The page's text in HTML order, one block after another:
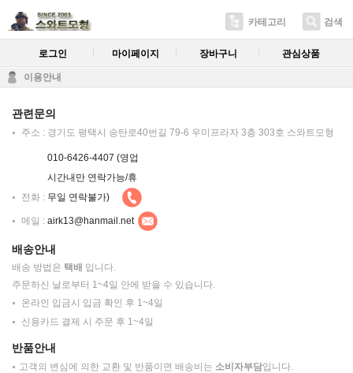
카테고리 검색
로그인 마이페이지 장바구니 관심상품
이용안내
관련문의
주소 : 경기도 평택시 송탄로40번길 79-6 우미프라자 3층 303호 스와트모형
전화 :
010-6426-4407 (영업
시간내만 연락가능/휴
무일 연락불가)
메일 : airk13@hanmail.net
배송안내
배송 방법은 택배 입니다.
주문하신 날로부터 1~4일 안에 받을 수 있습니다.
온라인 입금시 입금 확인 후 1~4일
신용카드 결제 시 주문 후 1~4일
반품안내
고객의 변심에 의한 교환 및 반품이면 배송비는 소비자부담입니다.